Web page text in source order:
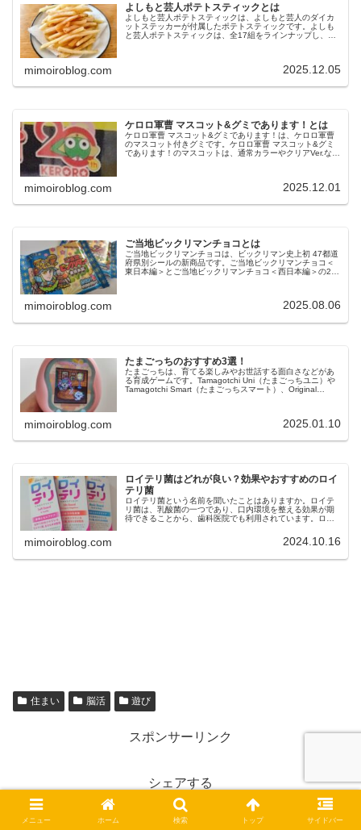
よしもと芸人ポテトスティックとは
よしもと芸人ポテトスティックは、よしもと芸人のダイカ
ットステッカーが付属したポテトスティックです。よしも
と芸人ポテトスティックは、全17組をラインナップし、ス
mimoiroblog.com 2025.12.05
ケロロ軍曹 マスコット&グミであります！とは
ケロロ軍曹 マスコット&グミであります！は、ケロロ軍曹
のマスコット付きグミです。ケロロ軍曹 マスコット&グミ
であります！のマスコットは、通常カラーやクリアVer.など
mimoiroblog.com 2025.12.01
ご当地ビックリマンチョコとは
ご当地ビックリマンチョコは、ビックリマン史上初 47都道
府県別シールの新商品です。ご当地ビックリマンチョコ＜
東日本編＞とご当地ビックリマンチョコ＜西日本編＞の2品
mimoiroblog.com 2025.08.06
たまごっちのおすすめ3選！
たまごっちは、育てる楽しみやお世話する面白さなどがあ
る育成ゲームです。Tamagotchi Uni（たまごっちユニ）や
Tamagotchi Smart（たまごっちスマート）、Original
mimoiroblog.com 2025.01.10
ロイテリ菌はどれが良い？効果やおすすめのロイ
テリ菌
ロイテリ菌という名前を聞いたことはありますか。ロイテ
リ菌は、乳酸菌の一つであり、口内環境を整える効果が期
待できることから、歯科医院でも利用されています。ロイ
mimoiroblog.com 2024.10.16
住まい 脳活 遊び
スポンサーリンク
シェアする
Facebook はてブ
メニュー ホーム 検索 トップ サイドバー